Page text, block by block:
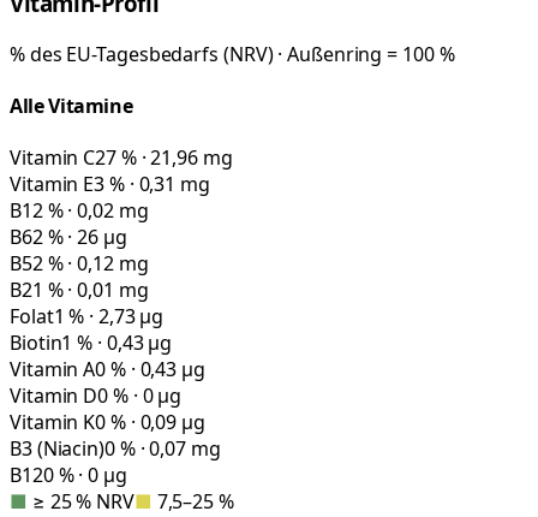
% des EU-Tagesbedarfs (NRV) · Außenring = 100 %
Alle Vitamine
Vitamin C27 % · 21,96 mg
Vitamin E3 % · 0,31 mg
B12 % · 0,02 mg
B62 % · 26 µg
B52 % · 0,12 mg
B21 % · 0,01 mg
Folat1 % · 2,73 µg
Biotin1 % · 0,43 µg
Vitamin A0 % · 0,43 µg
Vitamin D0 % · 0 µg
Vitamin K0 % · 0,09 µg
B3 (Niacin)0 % · 0,07 mg
B120 % · 0 µg
■ ≥ 25 % NRV■ 7,5–25 %